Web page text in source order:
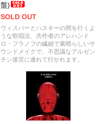
盤)
SOLD OUT
ウィスパーとハスキーの間を行くよ
うな歌唱法、共作者のアレハンド
ロ・フラノフの繊細で素晴らしいサ
ウンドメイクで、不思議なアルゼン
チン迷宮に連れて行かれます。